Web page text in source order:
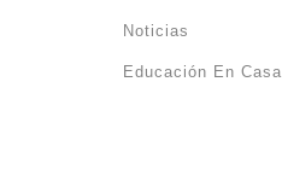
Noticias
Educación En Casa